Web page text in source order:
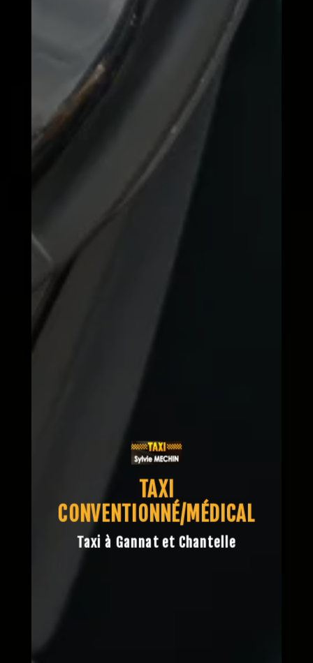
TAXI
CONVENTIONNÉ/MÉDICAL
Taxi à Gannat et Chantelle